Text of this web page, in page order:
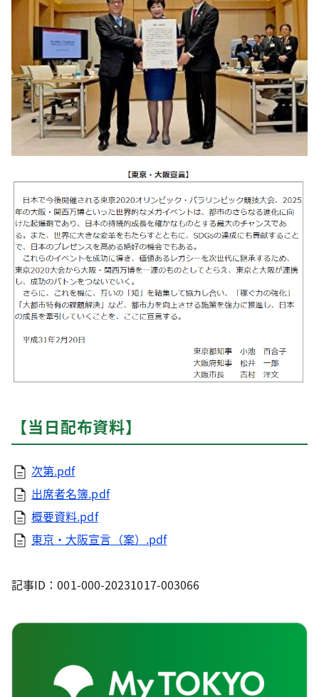
【当日配布資料】
次第.pdf
出席者名簿.pdf
概要資料.pdf
東京・大阪宣言（案）.pdf
記事ID：001-000-20231017-003066